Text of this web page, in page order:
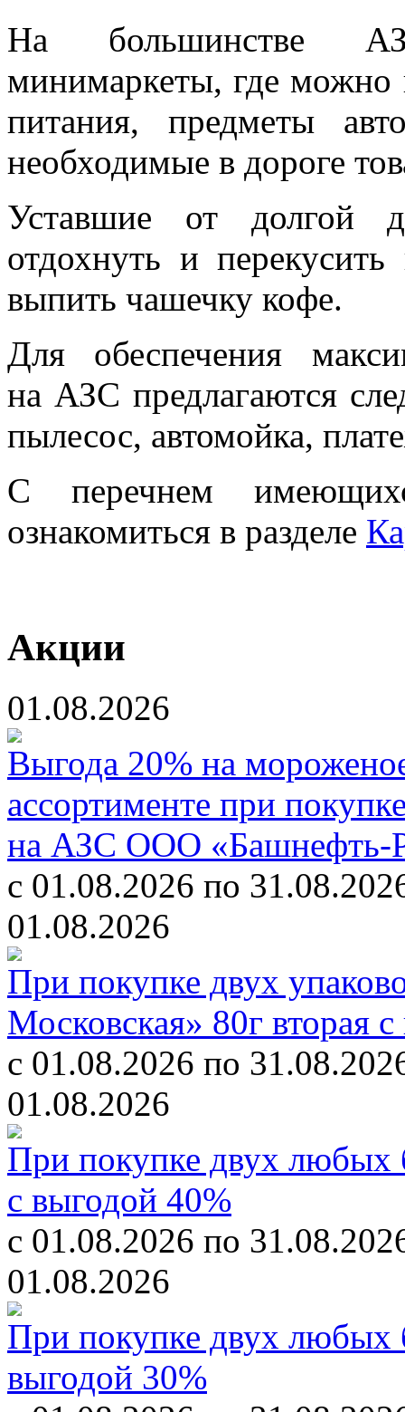
На большинстве
минимаркеты, где можно
питания, предметы
необходимые в дороге
Уставшие от долгой
отдохнуть и
выпить чашечку кофе.
Для обеспечения
на АЗС предлагаются
пылесос, автомойка,
С перечнем
ознакомиться в разделе
Акции
01.08.2026
Выгода 20% на
ассортименте при
на АЗС ООО «Башнефть-
с 01.08.2026 по
01.08.2026
При покупке двух
Московская» 80г вторая
с 01.08.2026 по
01.08.2026
При покупке двух любых
с выгодой 40%
с 01.08.2026 по
01.08.2026
При покупке двух любых
выгодой 30%